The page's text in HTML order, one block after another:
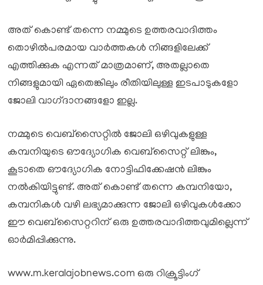
അത് കൊണ്ട് തന്നെ നമ്മുടെ ഉത്തരവാദിത്തം
തൊഴിൽപരമായ വാർത്തകൾ നിങ്ങളിലേക്ക്
എത്തിക്കുക എന്നത് മാത്രമാണ്, അതല്ലാതെ
നിങ്ങളുമായി ഏതെങ്കിലും രീതിയിലുള്ള ഇടപാടുകളോ
ജോലി വാഗ്‌ദാനങ്ങളോ ഇല്ല.
നമ്മുടെ വെബ്സൈറ്റിൽ ജോലി ഒഴിവുകളുള്ള
കമ്പനിയുടെ ഔദ്യോഗിക വെബ്സൈറ്റ് ലിങ്കും,
കൂടാതെ ഔദ്യോഗിക നോട്ടിഫിക്കേഷൻ ലിങ്കും
നൽകിയിട്ടുണ്ട്. അത് കൊണ്ട് തന്നെ കമ്പനിയോ,
കമ്പനികൾ വഴി ലഭ്യമാക്കുന്ന ജോലി ഒഴിവുകൾക്കോ
ഈ വെബ്സൈറ്ററിന് ഒരു ഉത്തരവാദിത്തവുമില്ലെന്ന്
ഓർമിപ്പിക്കുന്നു.
www.m.keralajobnews.com ഒരു റിക്രൂട്ടിംഗ്